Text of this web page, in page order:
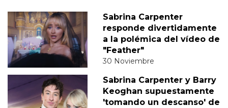
Sabrina Carpenter
responde divertidamente
a la polémica del vídeo de
"Feather"
30 Noviembre
Sabrina Carpenter y Barry
Keoghan supuestamente
'tomando un descanso' de